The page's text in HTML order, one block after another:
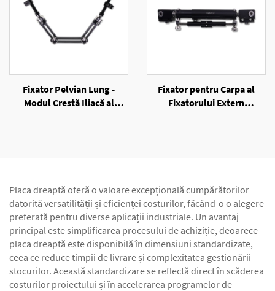
Fixator Pelvian Lung -
Modul Crestă Iliacă al
Fixator pentru Carpa al
Fixatorului Extern
Placa dreaptă oferă o valoare excepțională cumpărătorilor
datorită versatilității și eficienței costurilor, făcând-o o alegere
preferată pentru diverse aplicații industriale. Un avantaj
principal este simplificarea procesului de achiziție, deoarece
placa dreaptă este disponibilă în dimensiuni standardizate,
ceea ce reduce timpii de livrare și complexitatea gestionării
stocurilor. Această standardizare se reflectă direct în scăderea
costurilor proiectului și în accelerarea programelor de